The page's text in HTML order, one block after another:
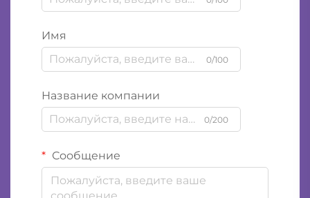
Имя
0/100
Название компании
0/200
Сообщение